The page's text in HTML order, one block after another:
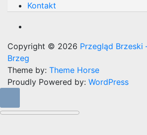
Kontakt
Copyright © 2026 Przegląd Brzeski
Brzeg
Theme by: Theme Horse
Proudly Powered by: WordPress